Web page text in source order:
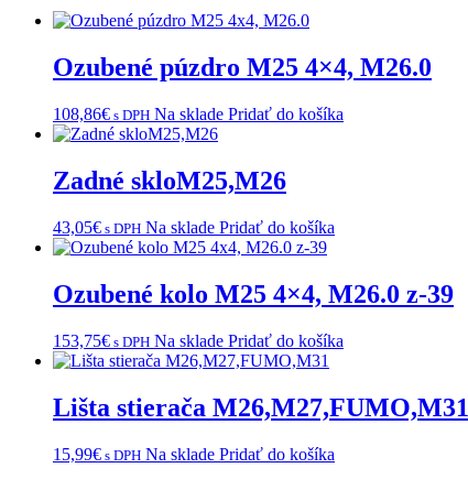
Ozubené púzdro M25 4×4, M26.0
108,86€ s DPH Na sklade Pridať do košíka
Zadné skloM25,M26
43,05€ s DPH Na sklade Pridať do košíka
Ozubené kolo M25 4×4, M26.0 z-39
153,75€ s DPH Na sklade Pridať do košíka
Lišta stierača M26,M27,FUMO,M31
15,99€ s DPH Na sklade Pridať do košíka